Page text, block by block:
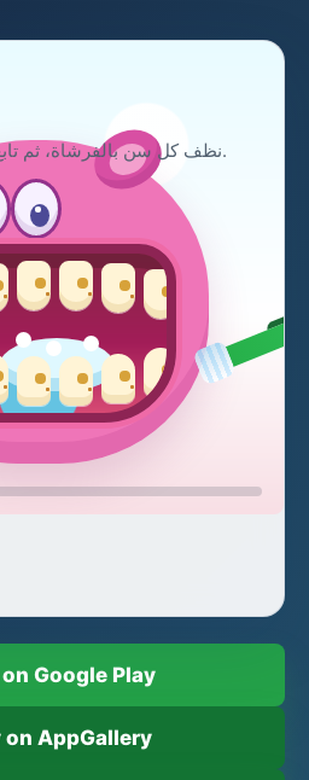
نظف كل سن بالفرشاة، ثم تابع اللعب في اللعبة الكاملة.
Google Play
on AppGallery